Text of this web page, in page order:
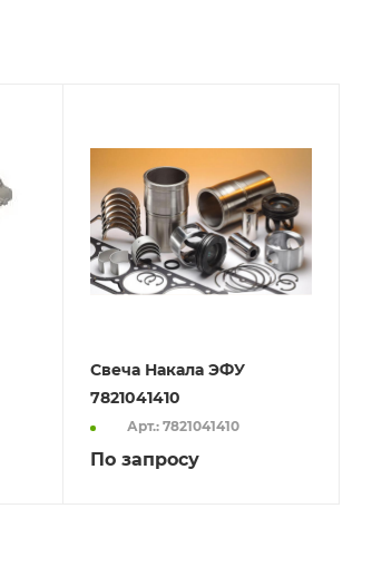
Свеча Накала ЭФУ
7821041410
Арт.: 7821041410
По запросу